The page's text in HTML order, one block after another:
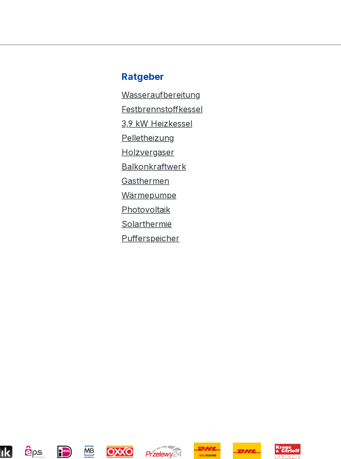
Ratgeber
Wasseraufbereitung
Festbrennstoffkessel
3,9 kW Heizkessel
Pelletheizung
Holzvergaser
Balkonkraftwerk
Gasthermen
Wärmepumpe
Photovoltaik
Solarthermie
Pufferspeicher